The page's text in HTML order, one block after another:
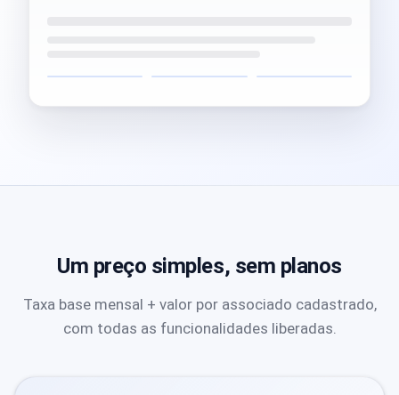
Um preço simples, sem planos
Taxa base mensal + valor por associado cadastrado,
com todas as funcionalidades liberadas.